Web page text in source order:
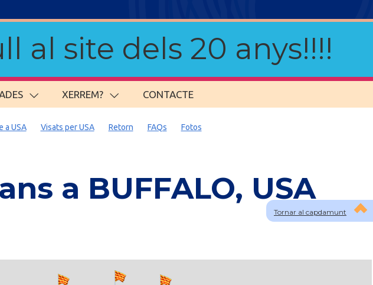
al site dels 20 anys!!!!
XERREM? CONTACTE
Tornar al capdamunt
a USA Visats per USA Retorn FAQs Fotos
a BUFFALO, USA